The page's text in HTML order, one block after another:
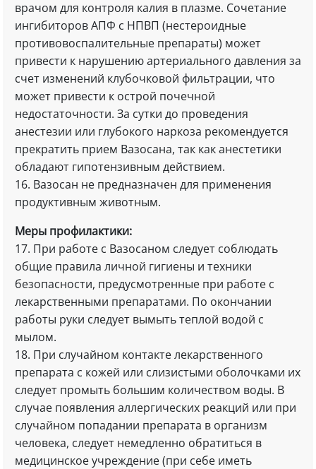
врачом для контроля калия в плазме. Сочетание
ингибиторов АПФ с НПВП (нестероидные
противовоспалительные препараты) может
привести к нарушению артериального давления за
счет изменений клубочковой фильтрации, что
может привести к острой почечной
недостаточности. За сутки до проведения
анестезии или глубокого наркоза рекомендуется
прекратить прием Вазосана, так как анестетики
обладают гипотензивным действием.
16. Вазосан не предназначен для применения
продуктивным животным.
Меры профилактики:
17. При работе с Вазосаном следует соблюдать
общие правила личной гигиены и техники
безопасности, предусмотренные при работе с
лекарственными препаратами. По окончании
работы руки следует вымыть теплой водой с
мылом.
18. При случайном контакте лекарственного
препарата с кожей или слизистыми оболочками их
следует промыть большим количеством воды. В
случае появления аллергических реакций или при
случайном попадании препарата в организм
человека, следует немедленно обратиться в
медицинское учреждение (при себе иметь